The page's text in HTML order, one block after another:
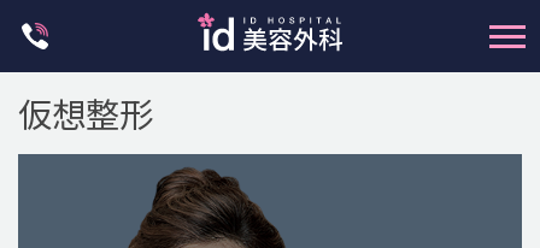
仮想整形